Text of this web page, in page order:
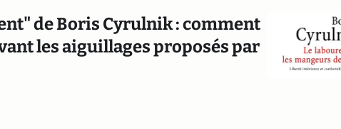
de Boris Cyrulnik : comment
les aiguillages proposés par